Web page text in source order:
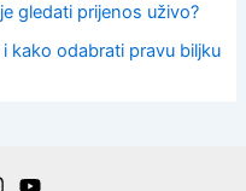
gledati prijenos uživo?
kako odabrati pravu biljku